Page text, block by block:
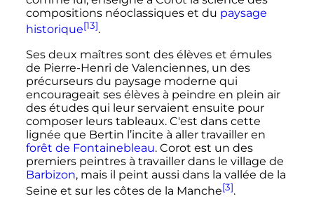
compositions néoclassiques et du paysage
historique[13].
Ses deux maîtres sont des élèves et émules
de Pierre-Henri de Valenciennes, un des
précurseurs du paysage moderne qui
encourageait ses élèves à peindre en plein air
des études qui leur servaient ensuite pour
composer leurs tableaux. C'est dans cette
lignée que Bertin l’incite à aller travailler en
forêt de Fontainebleau. Corot est un des
premiers peintres à travailler dans le village de
Barbizon, mais il peint aussi dans la vallée de la
Seine et sur les côtes de la Manche[3].